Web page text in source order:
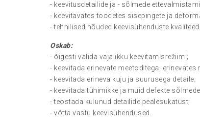
- keevitusdetailide ja - sõlmede
- keevitavates toodetes sisepingete ja
- tehnilised nõuded keevisühenduste
Oskab:
- õigesti valida vajalikku keevitamisrežiimi;
- keevitada erinevate meetoditega,
- keevitada erineva kuju ja suurusega detaile;
- keevitada tühimikke ja muid defekte
- teostada kulunud detailide pealesukatust;
- võtta vastu keevisühendused.